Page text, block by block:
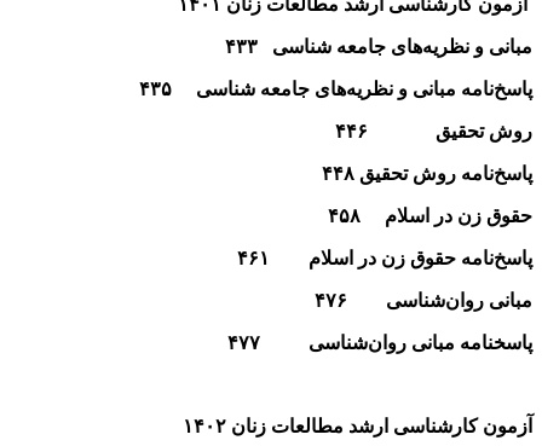
آزمون کارشناسی ارشد مطالعات زنان ۱۴۰۱
مبانی و نظریه‌های جامعه شناسی
پاسخ‌نامه مبانی و نظریه‌های جامعه شناسی
روش تحقیق
پاسخ‌نامه روش تحقیق
حقوق زن در اسلام
پاسخ‌نامه حقوق زن در اسلام
مبانی روان‌شناسی
پاسخ‏نامه مبانی روان‌شناسی
آزمون کارشناسی ارشد مطالعات زنان ۱۴۰۲